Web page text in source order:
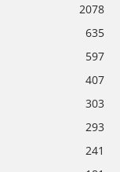
2078
635
597
407
303
293
241